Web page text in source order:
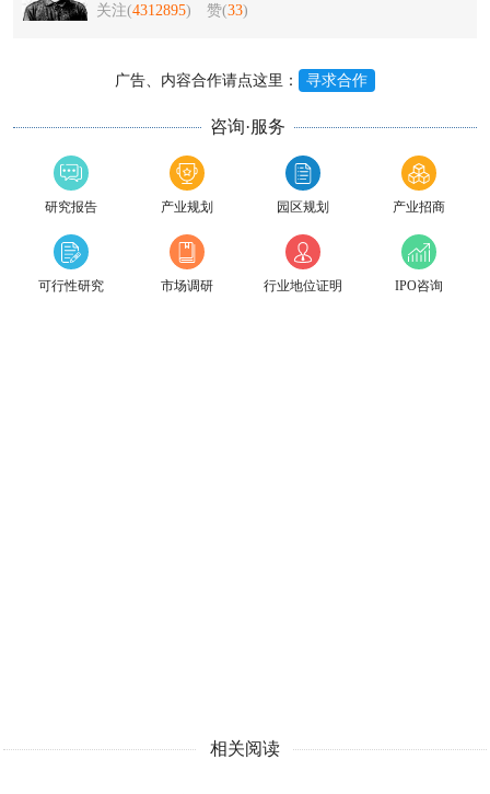
关注(4312895) 赞(33)
广告、内容合作请点这里： 寻求合作
咨询·服务
研究报告 产业规划 园区规划 产业招商
可行性研究 市场调研 行业地位证明 IPO咨询
相关阅读